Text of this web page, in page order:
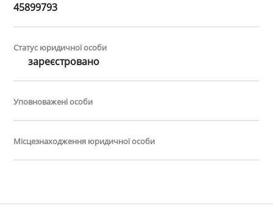
45899793
Статус юридичної особи
зареєстровано
Уповноважені особи
Місцезнаходження юридичної особи